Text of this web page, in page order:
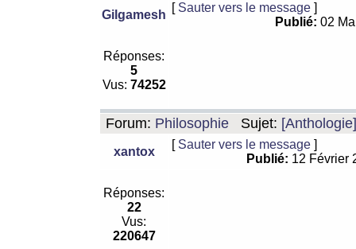
Gilgamesh
[ Sauter vers le message ]
Publié: 02
Réponses:
5
Vus: 74252
Forum: Philosophie Sujet:
xantox
[ Sauter vers le message ]
Publié: 12 Février
Réponses:
22
Vus:
220647